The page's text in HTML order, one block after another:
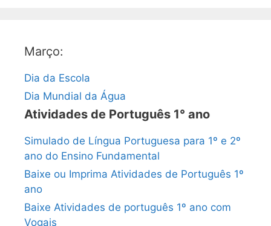
Março:
Dia da Escola
Dia Mundial da Água
Atividades de Português 1° ano
Simulado de Língua Portuguesa para 1º e 2º
ano do Ensino Fundamental
Baixe ou Imprima Atividades de Português 1º
ano
Baixe Atividades de português 1º ano com
Vogais